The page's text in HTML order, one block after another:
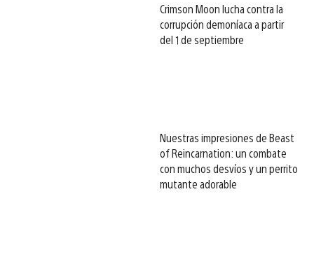
Crimson Moon lucha contra la
corrupción demoníaca a partir
del 1 de septiembre
Nuestras impresiones de Beast
of Reincarnation: un combate
con muchos desvíos y un perrito
mutante adorable